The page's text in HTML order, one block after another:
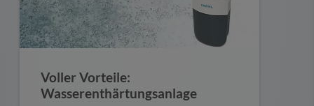
Voller Vorteile:
Wasserenthärtungsanlage